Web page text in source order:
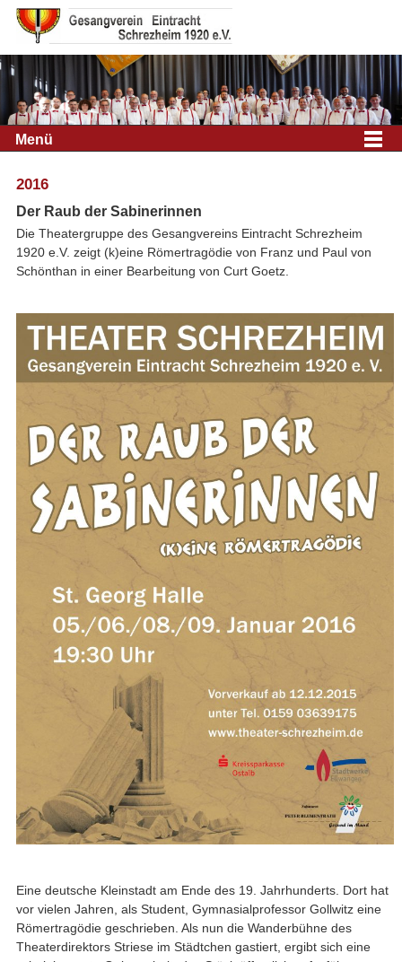
Menü
2016
Der Raub der Sabinerinnen
Die Theatergruppe des Gesangvereins Eintracht Schrezheim
1920 e.V. zeigt (k)eine Römertragödie von Franz und Paul von
Schönthan in einer Bearbeitung von Curt Goetz.
Eine deutsche Kleinstadt am Ende des 19. Jahrhunderts. Dort hat
vor vielen Jahren, als Student, Gymnasialprofessor Gollwitz eine
Römertragödie geschrieben. Als nun die Wanderbühne des
Theaterdirektors Striese im Städtchen gastiert, ergibt sich eine